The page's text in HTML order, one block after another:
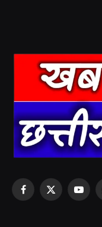
Facebook
X